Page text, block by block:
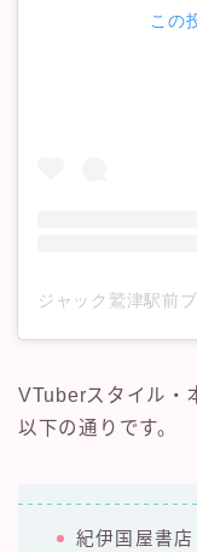
この
VTuberスタイル・
以下の通りです。
紀伊国屋書店